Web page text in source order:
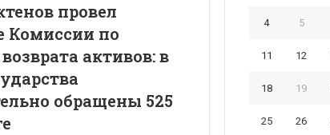
провел
Комиссии по
активов: в
обращены 525
4 5
11 12
18 19
25 26